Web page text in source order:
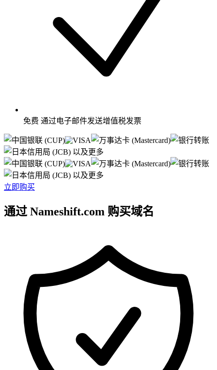
免费 通过电子邮件发送增值税发票
以及更多
以及更多
立即购买
通过 Nameshift.com 购买域名